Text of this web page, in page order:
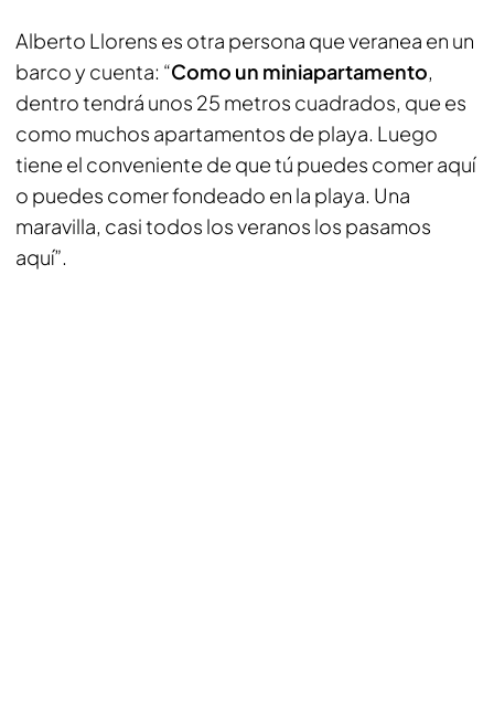
Alberto Llorens es otra persona que veranea en un
barco y cuenta: “Como un miniapartamento,
dentro tendrá unos 25 metros cuadrados, que es
como muchos apartamentos de playa. Luego
tiene el conveniente de que tú puedes comer aquí
o puedes comer fondeado en la playa. Una
maravilla, casi todos los veranos los pasamos
aquí”.